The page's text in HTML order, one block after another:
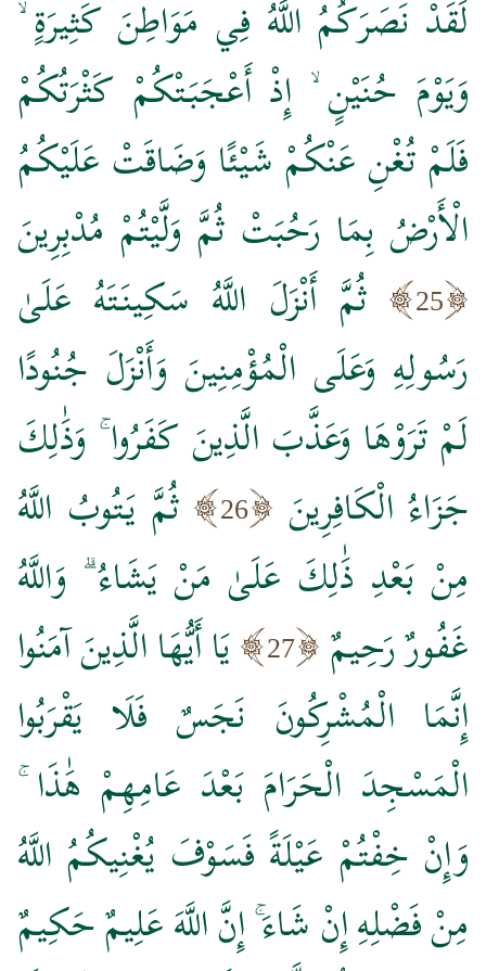
لَقَدْ نَصَرَكُمُ اللَّهُ فِي مَوَاطِنَ كَثِيرَةٍ ۙ
وَيَوْمَ حُنَيْنٍ ۙ إِذْ أَعْجَبَتْكُمْ كَثْرَتُكُمْ
فَلَمْ تُغْنِ عَنْكُمْ شَيْئًا وَضَاقَتْ عَلَيْكُمُ
الْأَرْضُ بِمَا رَحُبَتْ ثُمَّ وَلَّيْتُمْ مُدْبِرِينَ
25
ثُمَّ أَنْزَلَ اللَّهُ سَكِينَتَهُ عَلَىٰ
رَسُولِهِ وَعَلَى الْمُؤْمِنِينَ وَأَنْزَلَ جُنُودًا
لَمْ تَرَوْهَا وَعَذَّبَ الَّذِينَ كَفَرُوا ۚ وَذَٰلِكَ
جَزَاءُ الْكَافِرِينَ
26
ثُمَّ يَتُوبُ اللَّهُ
مِنْ بَعْدِ ذَٰلِكَ عَلَىٰ مَنْ يَشَاءُ ۗ وَاللَّهُ
غَفُورٌ رَحِيمٌ
27
يَا أَيُّهَا الَّذِينَ آمَنُوا
إِنَّمَا الْمُشْرِكُونَ نَجَسٌ فَلَا يَقْرَبُوا
الْمَسْجِدَ الْحَرَامَ بَعْدَ عَامِهِمْ هَٰذَا ۚ
وَإِنْ خِفْتُمْ عَيْلَةً فَسَوْفَ يُغْنِيكُمُ اللَّهُ
مِنْ فَضْلِهِ إِنْ شَاءَ ۚ إِنَّ اللَّهَ عَلِيمٌ حَكِيمٌ